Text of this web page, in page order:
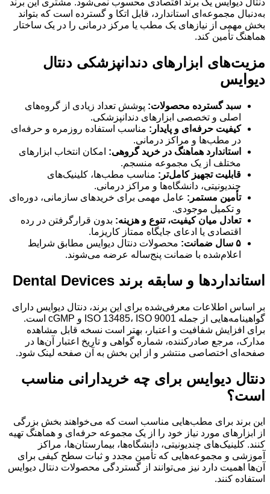
دنتال دیوایس یک برند اقتصادی محسوب نمی‌شود. مشتری این برند
به‌دنبال مجموعه‌ای استاندارد، قابل اتکا و گسترده است که بتواند
بخش مهمی از نیازهای یک مطب یا مرکز درمانی را در یک ساختار
هماهنگ تأمین کند.
مزیت‌های ابزارهای دندانپزشکی دنتال
دیوایس
سبد گسترده محصولات: پوشش تعداد زیادی از گروه‌های
اصلی و تخصصی ابزارهای دندانپزشکی.
کیفیت حرفه‌ای و پایدار: مناسب استفاده روزمره و حرفه‌ای
در مطب‌ها و مراکز درمانی.
استاندارد هماهنگ در خرید گروهی: امکان انتخاب ابزارهای
مختلف از یک مجموعه منسجم.
قابلیت تجهیز کامل‌تر: مناسب مطب‌ها، کلینیک‌های
چندیونیتی، دانشگاه‌ها و مراکز درمانی.
تأمین مستمر: عامل مهمی برای خریدهای سازمانی، دوره‌ای
و تکمیل موجودی.
تعادل میان کیفیت، تنوع و هزینه: بدون قرارگرفتن در رده
اقتصادی یا ادعای جایگاه ممتاز کاریزما.
۵ سال ضمانت:
محصولات دنتال دیوایس مطابق شرایط
اعلام‌شده با ضمانت پنج‌ساله عرضه می‌شوند.
استانداردها و سابقه برند Dental Devices
بر اساس اطلاعات معرفی‌شده برای این برند، دنتال دیوایس دارای
گواهینامه‌هایی از جمله ISO 13485، ISO 9001 و cGMP است.
برای افزایش شفافیت و اعتبار، بهتر است نسخه قابل مشاهده
مدارک، مرجع صادرکننده، شماره گواهی و تاریخ اعتبار آن‌ها در
صفحه‌ای اختصاصی منتشر و از این بخش به آن صفحه لینک شود.
دنتال دیوایس برای چه خریدارانی مناسب
است؟
این برند برای مطب‌هایی مناسب است که می‌خواهند بخش بزرگی
از ابزارهای مورد نیاز خود را از یک مجموعه حرفه‌ای و هماهنگ تهیه
کنند. کلینیک‌های چندیونیتی، دانشگاه‌ها، بیمارستان‌ها، مراکز
آموزشی و مجموعه‌هایی که تأمین مجدد و ثبات سطح کیفی برای
آن‌ها اهمیت دارد نیز می‌توانند از گستردگی محصولات دنتال دیوایس
استفاده کنند.